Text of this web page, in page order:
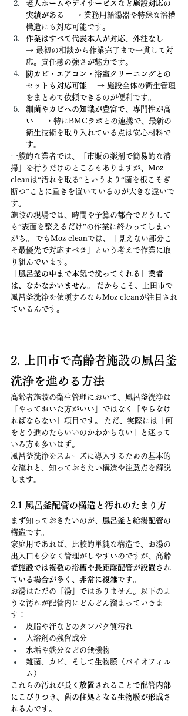
老人ホームやデイサービスなど施設対応の
実績がある
→ 業務用給湯器や特殊な浴槽
構造にも対応可能です。
作業はすべて代表本人が対応、外注なし
→ 最初の相談から作業完了まで一貫して対
応。責任感の強さが魅力です。
防カビ・エアコン・浴室クリーニングとの
セットも対応可能 → 施設全体の衛生管理
をまとめて依頼できるのが便利です。
細菌やカビへの知識が豊富で、専門性が高
い → 特にBMCラボとの連携で、最新の
衛生技術を取り入れている点は安心材料で
す。
一般的な業者では、「市販の薬剤で簡易的な清
掃」を行うだけのところもありますが、Moz
cleanは“汚れを取る”というより“菌を根こそぎ
断つ”ことに重きを置いているのが大きな違いで
す。
施設の現場では、時間や予算の都合でどうして
も“表面を整えるだけ”の作業に終わってしまい
がち。 でもMoz cleanでは、「見えない部分こ
そ最優先で対応すべき」という考えで作業に取
り組んでいます。
「風呂釜の中まで本気で洗ってくれる」業者
は、なかなかいません。
だからこそ、上田市で
風呂釜洗浄を依頼するならMoz cleanが注目され
ているんです。
2. 上田市で高齢者施設の風呂釜
洗浄を進める方法
高齢者施設の衛生管理において、風呂釜洗浄は
「やっておいた方がいい」ではなく「 やらなけ
ればならない 」項目です。 ただ、実際には「何
をどう進めたらいいのかわからない」と迷って
いる方も多いはず。
風呂釜洗浄をスムーズに導入するための基本的
な流れと、知っておきたい構造や注意点を解説
します。
2.1 風呂釜配管の構造と汚れのたまり方
まず知っておきたいのが、 風呂釜と給湯配管の
構造です。
家庭用であれば、比較的単純な構造で、お湯の
出入口も少なく管理がしやすいのですが、 高齢
者施設では複数の浴槽や長距離配管が設置され
ている場合が多く、非常に複雑です。
お湯はただの「湯」ではありません。以下のよ
うな汚れが配管内にどんどん溜まっていきま
す：
皮脂や汗などのタンパク質汚れ
入浴剤の残留成分
水垢や鉄分などの無機物
雑菌、カビ、そして生物膜（バイオフィル
ム）
これらの汚れが長く放置されることで配管内部
にこびりつき、菌の住処となる生物膜が形成さ
れる んです。